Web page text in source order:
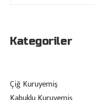
Kategoriler
Çiğ Kuruyemiş